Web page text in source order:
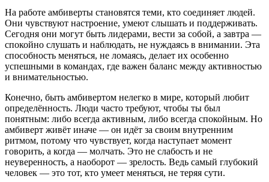
На работе амбиверты становятся теми, кто соединяет людей.
Они чувствуют настроение, умеют слышать и поддерживать.
Сегодня они могут быть лидерами, вести за собой, а завтра —
спокойно слушать и наблюдать, не нуждаясь в внимании. Эта
способность меняться, не ломаясь, делает их особенно
успешными в командах, где важен баланс между активностью
и внимательностью.
Конечно, быть амбивертом нелегко в мире, который любит
определённость. Люди часто требуют, чтобы ты был
понятным: либо всегда активным, либо всегда спокойным. Но
амбиверт живёт иначе — он идёт за своим внутренним
ритмом, потому что чувствует, когда наступает момент
говорить, а когда — молчать. Это не слабость и не
неуверенность, а наоборот — зрелость. Ведь самый глубокий
человек — это тот, кто умеет меняться, не теряя сути.